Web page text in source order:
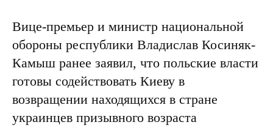
Вице-премьер и министр национальной
обороны республики Владислав Косиняк-
Камыш ранее заявил, что польские власти
готовы содействовать Киеву в
возвращении находящихся в стране
украинцев призывного возраста